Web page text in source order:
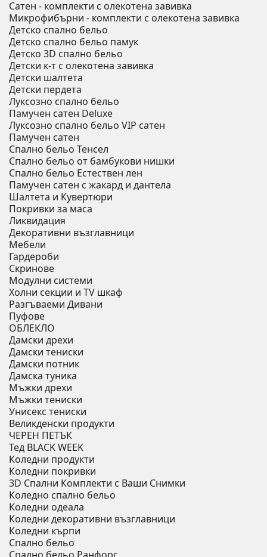
Сатен - комплекти с олекотена завивка
Микрофибърни - комплекти с олекотена завивка
Детско спално бельо
Детско спално бельо памук
Детско 3D спално бельо
Детски к-т с олекотена завивка
Детски шалтета
Детски пердета
Луксозно спално бельо
Памучен сатен Deluxe
Луксозно спално бельо VIP сатен
Памучен сатен
Спално бельо Тенсел
Спално бельо от бамбукови нишки
Спално бельо Естествен лен
Памучен сатен с жакард и дантела
Шалтета и Кувертюри
Покривки за маса
Ликвидация
Декоративни възглавници
Мебели
Гардероби
Скринове
Модулни системи
Холни секции и ТV шкаф
Разгъваеми Дивани
Пуфове
ОБЛЕКЛО
Дамски дрехи
Дамски тениски
Дамски потник
Дамска туника
Мъжки дрехи
Мъжки тениски
Унисекс тениски
Великденски продукти
ЧЕРЕН ПЕТЪК
Тед BLACK WEEK
Коледни продукти
Коледни покривки
3D Спални Комплекти с Ваши Снимки
Коледно спално бельо
Коледни одеала
Коледни декоративни възглавници
Коледни кърпи
Спално бельо